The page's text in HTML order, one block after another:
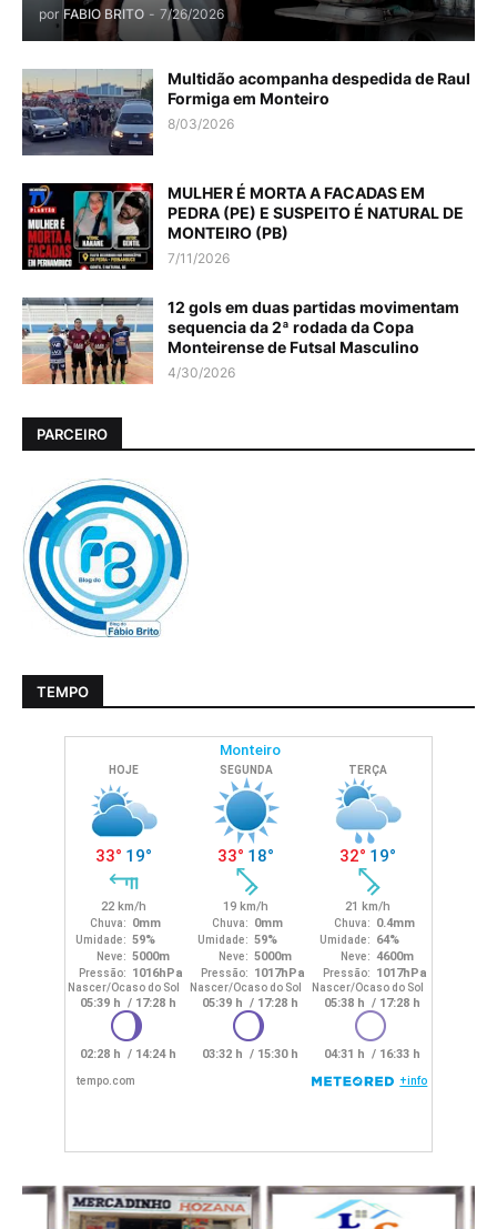
por FABIO BRITO - 7/26/2026
Multidão acompanha despedida de Raul
Formiga em Monteiro
8/03/2026
MULHER É MORTA A FACADAS EM
PEDRA (PE) E SUSPEITO É NATURAL DE
MONTEIRO (PB)
7/11/2026
12 gols em duas partidas movimentam
sequencia da 2ª rodada da Copa
Monteirense de Futsal Masculino
4/30/2026
PARCEIRO
TEMPO